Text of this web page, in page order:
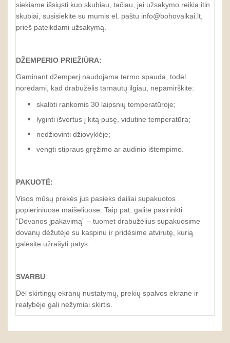
siekiame išsiųsti kuo skubiau, tačiau, jei užsakymo reikia itin
skubiai, susisiekite su mumis el. paštu info@bohovaikai.lt,
prieš pateikdami užsakymą.
DŽEMPERIO PRIEŽIŪRA:
Gaminant džemperį naudojama termo spauda, todėl
norėdami, kad drabužėlis tarnautų ilgiau, nepamirškite:
skalbti rankomis 30 laipsnių temperatūroje;
lyginti išvertus į kitą pusę, vidutine temperatūra;
nedžiovinti džiovyklėje;
vengti stipraus gręžimo ar audinio ištempimo.
PAKUOTĖ:
Visos mūsų prekės jus pasieks dailiai supakuotos
popieriniuose maišeliuose. Taip pat, galite pasirinkti
“Dovanos įpakavimą” – tuomet drabužėlius supakuosime
dovanų dėžutėje su kaspinu ir pridėsime atvirutę, kurią
galėsite užrašyti patys.
SVARBU:
Dėl skirtingų ekranų nustatymų, prekių spalvos ekrane ir
realybėje gali nežymiai skirtis.